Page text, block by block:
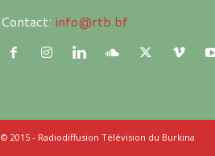
Contact: info@rtb.bf
© 2015 - Radiodiffusion Télévision du Burkina